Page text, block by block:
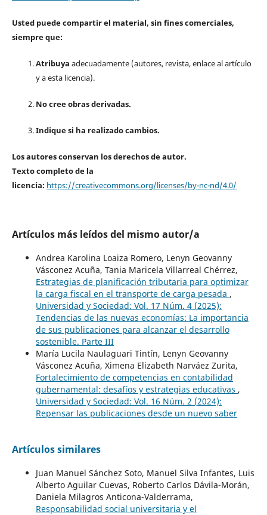
Usted puede compartir el material, sin fines comerciales,
siempre que:
Atribuya adecuadamente (autores, revista, enlace al artículo
y a esta licencia).
No cree obras derivadas.
Indique si ha realizado cambios.
Los autores conservan los derechos de autor.
Texto completo de la
licencia: https://creativecommons.org/licenses/by-nc-nd/4.0/
Artículos más leídos del mismo autor/a
Andrea Karolina Loaiza Romero, Lenyn Geovanny
Vásconez Acuña, Tania Maricela Villarreal Chérrez,
Estrategias de planificación tributaria para optimizar
la carga fiscal en el transporte de carga pesada ,
Universidad y Sociedad: Vol. 17 Núm. 4 (2025):
Tendencias de las nuevas economías: La importancia
de sus publicaciones para alcanzar el desarrollo
sostenible. Parte III
María Lucila Naulaguari Tintín, Lenyn Geovanny
Vásconez Acuña, Ximena Elizabeth Narváez Zurita,
Fortalecimiento de competencias en contabilidad
gubernamental: desafíos y estrategias educativas ,
Universidad y Sociedad: Vol. 16 Núm. 2 (2024):
Repensar las publicaciones desde un nuevo saber
Artículos similares
Juan Manuel Sánchez Soto, Manuel Silva Infantes, Luis
Alberto Aguilar Cuevas, Roberto Carlos Dávila-Morán,
Daniela Milagros Anticona-Valderrama,
Responsabilidad social universitaria y el